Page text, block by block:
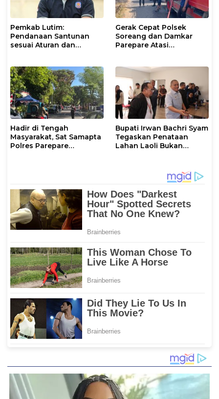
Pemkab Lutim:
Pendanaan Santunan
sesuai Aturan dan
Gerak Cepat Polsek
Soreang dan Damkar
Parepare Atasi
Hadir di Tengah
Masyarakat, Sat Samapta
Polres Parepare
Bupati Irwan Bachri Syam
Tegaskan Penataan
Lahan Laoli Bukan